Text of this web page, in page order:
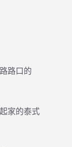
路口的
家的泰式